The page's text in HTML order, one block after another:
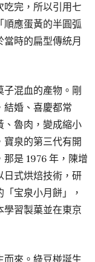
吃完，所以引用七
順應蛋黃的半圓弧
時的扁型傳統月
混血的產物。剛
結婚、喜慶都常
、魯肉，變成縮小
泉的第三代有開
是 1976 年，陳增
日式烘焙技術，研
宝泉小月餅」，
學習製菓並在東京
而來。綠豆椪誕生